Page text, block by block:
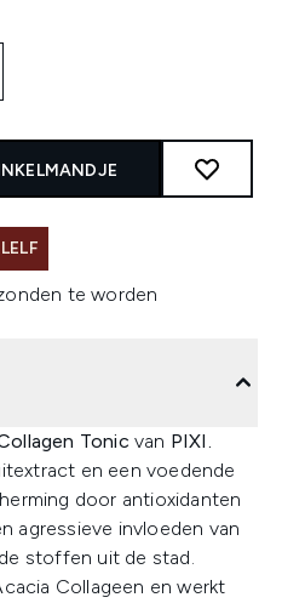
te worden
Tonic van PIXI.
en een voedende
door antioxidanten
agressieve invloeden van
stoffen uit de stad.
Collageen en werkt